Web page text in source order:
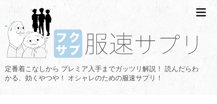
定番着こなしから プレミア入手までガッツリ解説！ 読んだらわ
かる、効くやつや！ オシャレのための服速サプリ！